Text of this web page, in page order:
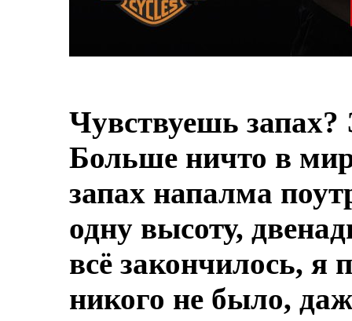
Чувствуешь
Больше ничто в
запах напалма
одну высоту,
всё закончилось, я
никого не было,